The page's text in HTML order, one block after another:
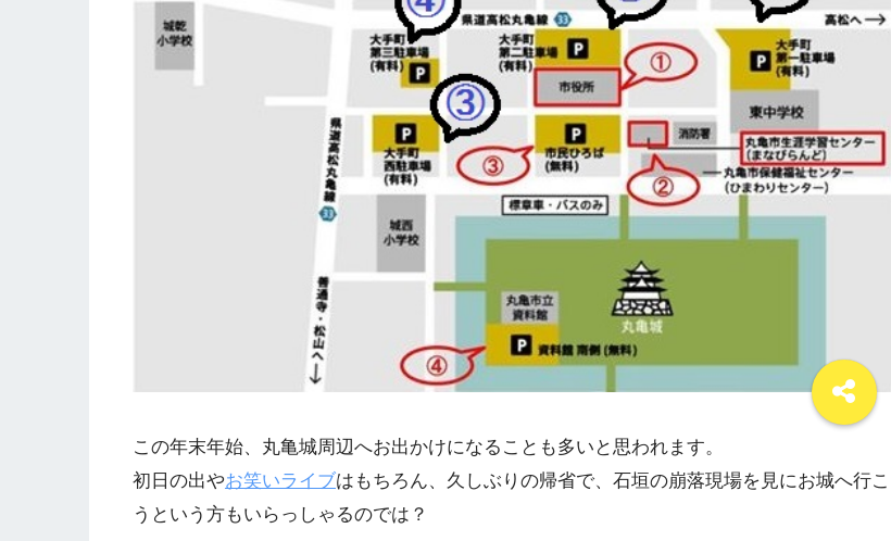
この年末年始、丸亀城周辺へお出かけになることも多いと思われます。
初日の出やお笑いライブはもちろん、久しぶりの帰省で、石垣の崩落現場を見にお城へ行こ
うという方もいらっしゃるのでは？